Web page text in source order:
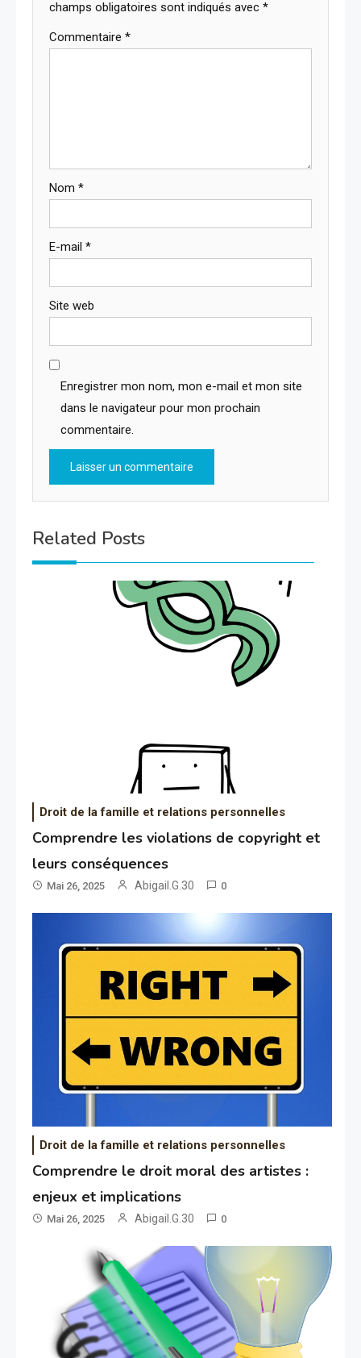
champs obligatoires sont indiqués avec *
Commentaire *
Nom *
E-mail *
Site web
Enregistrer mon nom, mon e-mail et mon site
dans le navigateur pour mon prochain
commentaire.
Related Posts
Droit de la famille et relations personnelles
Comprendre les violations de copyright et
leurs conséquences
Mai 26, 2025 Abigail.G.30 0
Droit de la famille et relations personnelles
Comprendre le droit moral des artistes :
enjeux et implications
Mai 26, 2025 Abigail.G.30 0